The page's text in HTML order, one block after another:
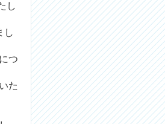
し
し
つ
た